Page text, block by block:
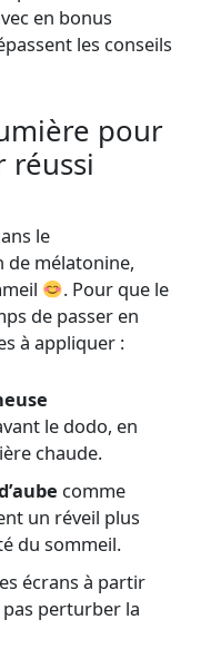
en bonus
les conseils
pour
réussi
le
de mélatonine,
. Pour que le
de passer en
à appliquer :
le dodo, en
chaude.
comme
un réveil plus
du sommeil.
écrans à partir
perturber la